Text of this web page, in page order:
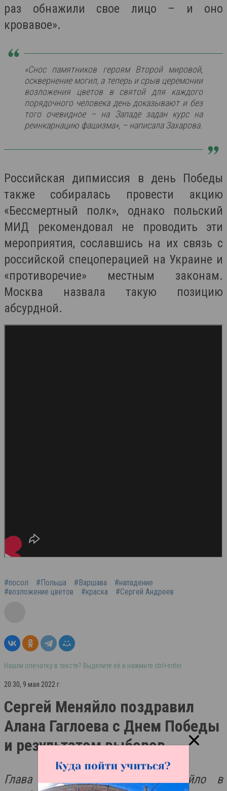
раз обнажили свое лицо – и оно
кровавое».
«Снос памятников героям Второй мировой,
осквернение могил, а теперь и срыв церемонии
возложения цветов в святой для каждого
порядочного человека день доказывают и без
того очевидное – на Западе задан курс на
реинкарнацию фашизма», – написала Захарова.
Российская дипмиссия в день Победы
также собиралась провести акцию
«Бессмертный полк», однако польский
МИД рекомендовал не проводить эти
мероприятия, сославшись на их связь с
российской спецоперацией на Украине и
«противоречие» местным законам.
Москва назвала такую позицию
абсурдной.
#посол #Польша #Варшава
#нападение
#возложение цветов
#краска #Сергей Андреев
Нашли опечатку в тексте? Выделите её и нажмите ctrl+enter
20:30, 9 мая 2022 г.
Сергей Меняйло поздравил
Алана Гаглоева с Днем Победы
и результатом выборов
Глава РСО-Алания Сергей Меняйло в